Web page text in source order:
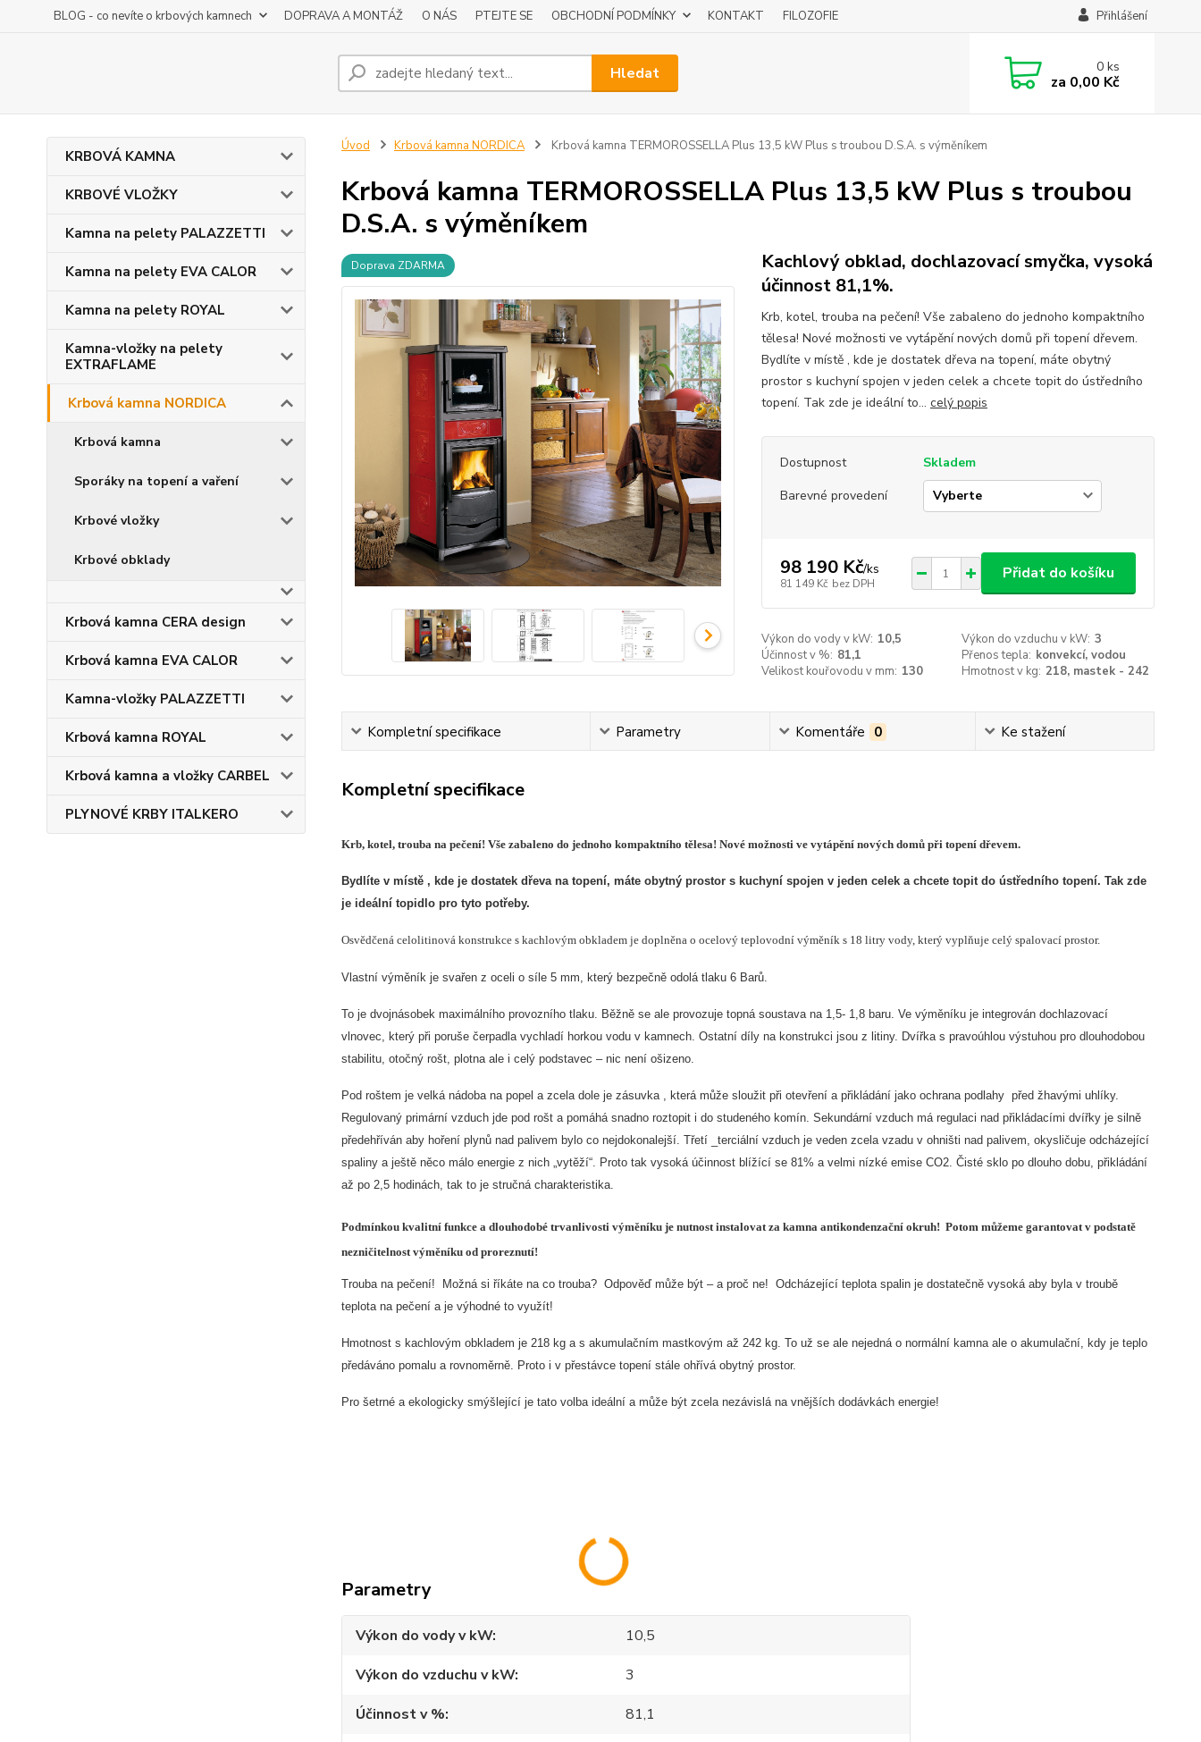
BLOG - co nevíte o krbových kamnech DOPRAVA A MONTÁŽ O NÁS PTEJTE SE OBCHODNÍ PODMÍNKY KONTAKT FILOZOFIE Přihlášení
Hledat 0ks
za 0,00 Kč
KRBOVÁ KAMNA
KRBOVÉ VLOŽKY
Kamna na pelety PALAZZETTI
Kamna na pelety EVA CALOR
Kamna na pelety ROYAL
Kamna-vložky na pelety
EXTRAFLAME
Krbová kamna NORDICA
Krbová kamna
Sporáky na topení a vaření
Krbové vložky
Krbové obklady
Krbová kamna CERA design
Krbová kamna EVA CALOR
Kamna-vložky PALAZZETTI
Krbová kamna ROYAL
Krbová kamna a vložky CARBEL
PLYNOVÉ KRBY ITALKERO
Úvod Krbová kamna NORDICA Krbová kamna TERMOROSSELLA Plus 13,5 kW Plus s troubou D.S.A. s výměníkem
Krbová kamna TERMOROSSELLA Plus 13,5 kW Plus s troubou
D.S.A. s výměníkem
Doprava ZDARMA
Kachlový obklad, dochlazovací smyčka, vysoká
účinnost 81,1%.
Krb, kotel, trouba na pečení! Vše zabaleno do jednoho kompaktního
tělesa! Nové možnosti ve vytápění nových domů při topení dřevem.
Bydlíte v místě , kde je dostatek dřeva na topení, máte obytný
prostor s kuchyní spojen v jeden celek a chcete topit do ústředního
topení. Tak zde je ideální to... celý popis
Dostupnost
Skladem
Barevné provedení
98 190 Kč/ks
81 149 Kč bez DPH
Přidat do košíku
Výkon do vody v kW: 10,5 Výkon do vzduchu v kW: 3
Účinnost v %: 81,1 Přenos tepla: konvekcí, vodou
Velikost kouřovodu v mm: 130 Hmotnost v kg: 218, mastek - 242
Kompletní specifikace Parametry Komentáře 0 Ke stažení
Kompletní specifikace
Krb, kotel, trouba na pečení! Vše zabaleno do jednoho kompaktního tělesa! Nové možnosti ve vytápění nových domů při topení dřevem.
Bydlíte v místě , kde je dostatek dřeva na topení, máte obytný prostor s kuchyní spojen v jeden celek a chcete topit do ústředního topení. Tak zde
je ideální topidlo pro tyto potřeby.
Osvědčená celolitinová konstrukce s kachlovým obkladem je doplněna o ocelový teplovodní výměník s 18 litry vody, který vyplňuje celý spalovací prostor.
Vlastní výměník je svařen z oceli o síle 5 mm, který bezpečně odolá tlaku 6 Barů.
To je dvojnásobek maximálního provozního tlaku. Běžně se ale provozuje topná soustava na 1,5- 1,8 baru. Ve výměníku je integrován dochlazovací
vlnovec, který při poruše čerpadla vychladí horkou vodu v kamnech. Ostatní díly na konstrukci jsou z litiny. Dvířka s pravoúhlou výstuhou pro dlouhodobou
stabilitu, otočný rošt, plotna ale i celý podstavec – nic není ošizeno.
Pod roštem je velká nádoba na popel a zcela dole je zásuvka , která může sloužit při otevření a přikládání jako ochrana podlahy před žhavými uhlíky.
Regulovaný primární vzduch jde pod rošt a pomáhá snadno roztopit i do studeného komín. Sekundární vzduch má regulaci nad přikládacími dvířky je silně
předehříván aby hoření plynů nad palivem bylo co nejdokonalejší. Třetí _terciální vzduch je veden zcela vzadu v ohništi nad palivem, okysličuje odcházející
spaliny a ještě něco málo energie z nich „vytěží“. Proto tak vysoká účinnost blížící se 81% a velmi nízké emise CO2. Čisté sklo po dlouho dobu, přikládání
až po 2,5 hodinách, tak to je stručná charakteristika.
Podmínkou kvalitní funkce a dlouhodobé trvanlivosti výměníku je nutnost instalovat za kamna antikondenzační okruh! Potom můžeme garantovat v podstatě
nezničitelnost výměníku od proreznutí!
Trouba na pečení! Možná si říkáte na co trouba? Odpověď může být – a proč ne! Odcházející teplota spalin je dostatečně vysoká aby byla v troubě
teplota na pečení a je výhodné to využít!
Hmotnost s kachlovým obkladem je 218 kg a s akumulačním mastkovým až 242 kg. To už se ale nejedná o normální kamna ale o akumulační, kdy je teplo
předáváno pomalu a rovnoměrně. Proto i v přestávce topení stále ohřívá obytný prostor.
Pro šetrné a ekologicky smýšlející je tato volba ideální a může být zcela nezávislá na vnějších dodávkách energie!
Parametry
Výkon do vody v kW
10,5
Výkon do vzduchu v kW
3
Účinnost v %
81,1